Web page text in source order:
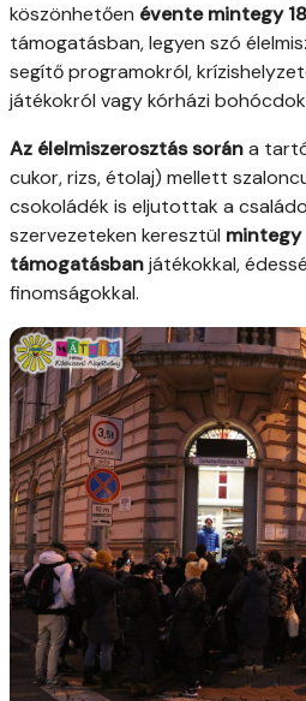
köszönhetően évente mintegy
támogatásban, legyen szó
segítő programokról,
játékokról vagy kórházi
Az élelmiszerosztás sorána
cukor, rizs, étolaj) mellett
csokoládék is eljutottak a
szervezeteken keresztül mintegy
támogatásbanjátékokkal,
finomságokkal.